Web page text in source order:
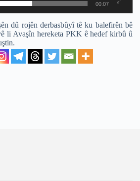
00:07
dû rojên derbasbûyî tê ku balefirên bê
li Avaşîn hereketa PKK ê hedef kirbû û